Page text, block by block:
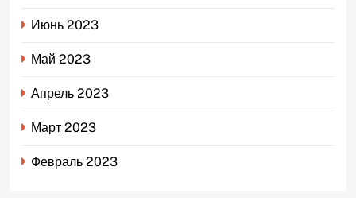
Июнь 2023
Май 2023
Апрель 2023
Март 2023
Февраль 2023